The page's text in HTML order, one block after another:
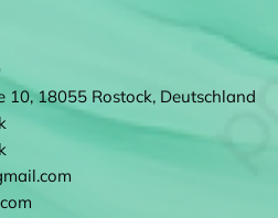
10, 18055 Rostock, Deutschland